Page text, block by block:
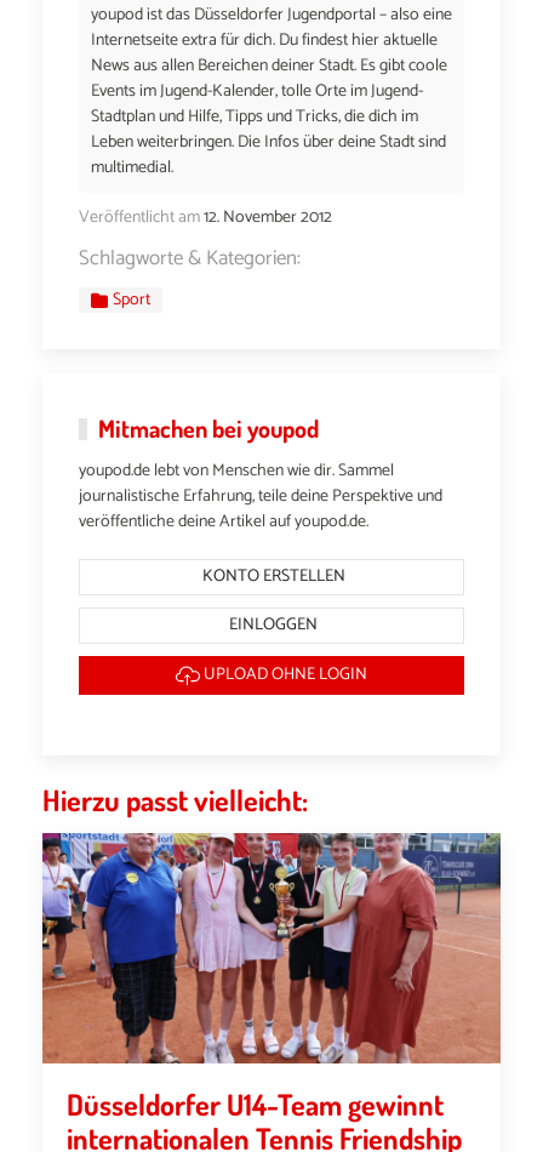
youpod ist das Düsseldorfer Jugendportal – also eine
Internetseite extra für dich. Du findest hier aktuelle
News aus allen Bereichen deiner Stadt. Es gibt coole
Events im Jugend-Kalender, tolle Orte im Jugend-
Stadtplan und Hilfe, Tipps und Tricks, die dich im
Leben weiterbringen. Die Infos über deine Stadt sind
multimedial.
Veröffentlicht am12. November 2012
Schlagworte & Kategorien:
Sport
Mitmachen bei youpod
youpod.de lebt von Menschen wie dir. Sammel
journalistische Erfahrung, teile deine Perspektive und
veröffentliche deine Artikel auf youpod.de.
KONTO ERSTELLEN
EINLOGGEN
UPLOAD OHNE LOGIN
Hierzu passt vielleicht:
Düsseldorfer U14-Team gewinnt
internationalen Tennis Friendship